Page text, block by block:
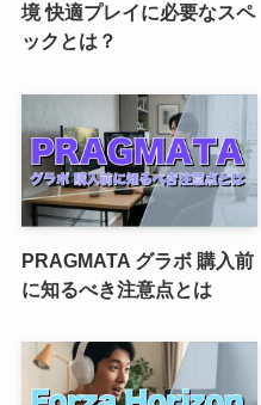
境 快適プレイに必要なスペ
ックとは？
PRAGMATA グラボ 購入前
に知るべき注意点とは